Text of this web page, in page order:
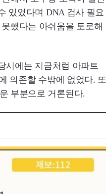
있었다며 DNA 검사 필요
했다는 아쉬움을 토로해
시에는 지금처럼 아파트
의존할 수밖에 없었다. 또
부분으로 거론된다.